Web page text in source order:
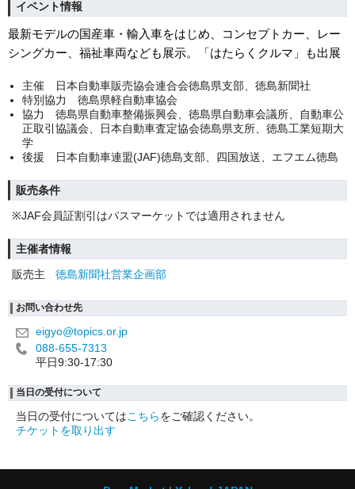
イベント情報
最新モデルの国産車・輸入車をはじめ、コンセプトカー、レー
シングカー、福祉車両なども展示。「はたらくクルマ」も出展
主催 日本自動車販売協会連合会徳島県支部、徳島新聞社
特別協力 徳島県軽自動車協会
協力 徳島県自動車整備振興会、徳島県自動車会議所、自動車公
正取引協議会、日本自動車査定協会徳島県支所、徳島工業短期大
学
後援 日本自動車連盟(JAF)徳島支部、四国放送、エフエム徳島
販売条件
※JAF会員証割引はパスマーケットでは適用されません
主催者情報
販売主
徳島新聞社営業企画部
お問い合わせ先
eigyo@topics.or.jp
088-655-7313
平日9:30-17:30
当日の受付について
当日の受付についてはこちらをご確認ください。
チケットを取り出す